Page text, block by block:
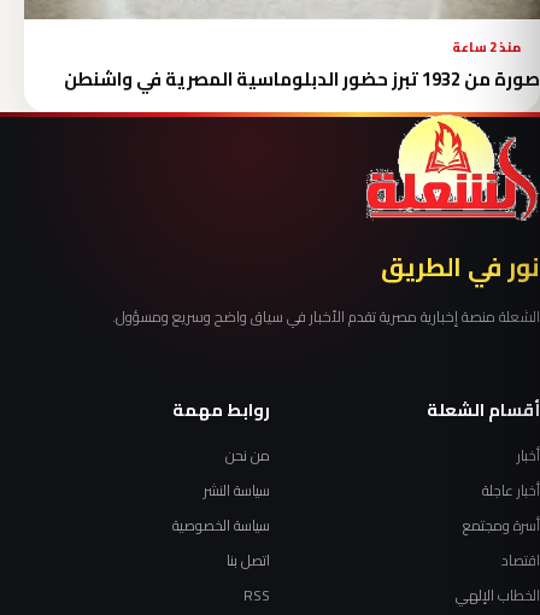
منذ 2 ساعة
صورة من 1932 تبرز حضور الدبلوماسية المصرية في واشنطن
نور في الطريق
الشعلة منصة إخبارية مصرية تقدم الأخبار في سياق واضح وسريع ومسؤول.
أقسام الشعلة
أخبار
أخبار عاجلة
أسرة ومجتمع
اقتصاد
الخطاب الإلهي
روابط مهمة
من نحن
سياسة النشر
سياسة الخصوصية
اتصل بنا
RSS